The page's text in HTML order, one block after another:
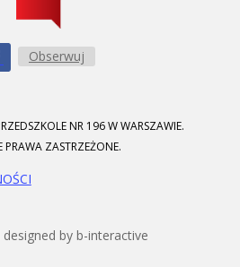
Obserwuj
NR 196 W WARSZAWIE.
PRAWA ZASTRZEŻONE.
by b-interactive